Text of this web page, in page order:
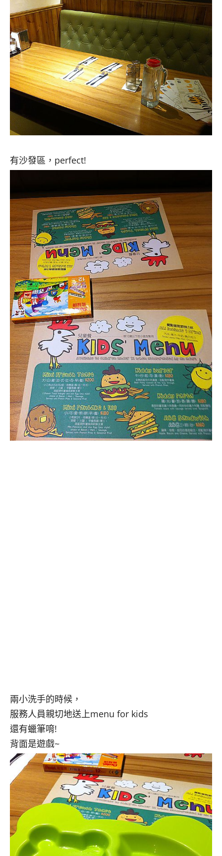
有沙發區，perfect!
兩小洗手的時候，
服務人員親切地送上menu for kids
還有蠟筆唷!
背面是遊戲~